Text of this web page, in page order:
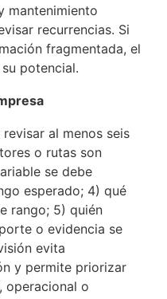
mantenimiento
recurrencias. Si
fragmentada, el
potencial.
al menos seis
o rutas son
se debe
esperado; 4) qué
rango; 5) quién
o evidencia se
evita
y permite priorizar
operacional o